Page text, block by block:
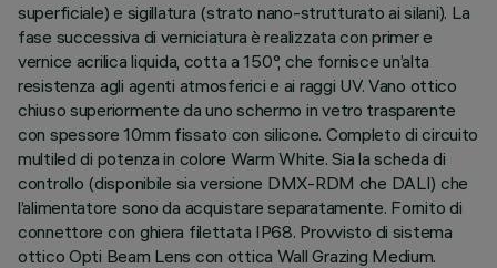
superficiale) e sigillatura (strato nano-strutturato ai silani). La
fase successiva di verniciatura è realizzata con primer e
vernice acrilica liquida, cotta a 150°, che fornisce un’alta
resistenza agli agenti atmosferici e ai raggi UV. Vano ottico
chiuso superiormente da uno schermo in vetro trasparente
con spessore 10mm fissato con silicone. Completo di circuito
multiled di potenza in colore Warm White. Sia la scheda di
controllo (disponibile sia versione DMX-RDM che DALI) che
l’alimentatore sono da acquistare separatamente. Fornito di
connettore con ghiera filettata IP68. Provvisto di sistema
ottico Opti Beam Lens con ottica Wall Grazing Medium.